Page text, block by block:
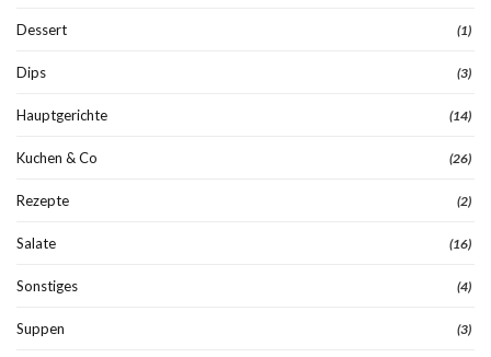
Dessert (1)
Dips (3)
Hauptgerichte (14)
Kuchen & Co (26)
Rezepte (2)
Salate (16)
Sonstiges (4)
Suppen (3)